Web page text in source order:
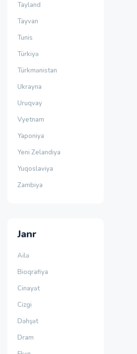
Tayland
Tayvan
Tunis
Türkiyə
Türkmənistan
Ukrayna
Uruqvay
Vyetnam
Yaponiya
Yeni Zelandiya
Yuqoslaviya
Zambiya
Janr
Ailə
Bioqrafiya
Cinayət
Cizgi
Dəhşət
Dram